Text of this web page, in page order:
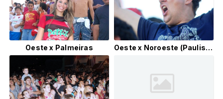
Oeste x Palmeiras Oeste x Noroeste (Paulistão 2011)